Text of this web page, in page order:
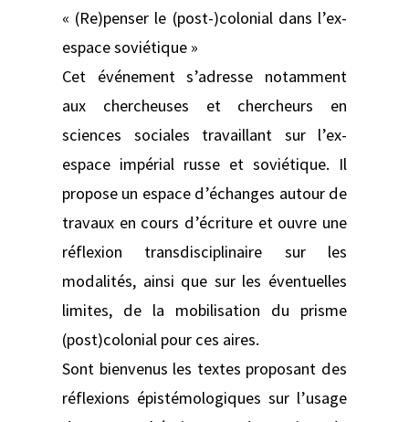
« (Re)penser le (post-)colonial dans l’ex-
espace soviétique »
Cet événement s’adresse notamment
aux chercheuses et chercheurs en
sciences sociales travaillant sur l’ex-
espace impérial russe et soviétique. Il
propose un espace d’échanges autour de
travaux en cours d’écriture et ouvre une
réflexion transdisciplinaire sur les
modalités, ainsi que sur les éventuelles
limites, de la mobilisation du prisme
(post)colonial pour ces aires.
Sont bienvenus les textes proposant des
réflexions épistémologiques sur l’usage